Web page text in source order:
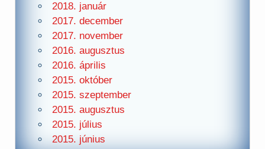
2018. január
2017. december
2017. november
2016. augusztus
2016. április
2015. október
2015. szeptember
2015. augusztus
2015. július
2015. június